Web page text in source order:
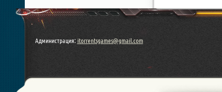
Администрация: itorrentsgames@gmail.com